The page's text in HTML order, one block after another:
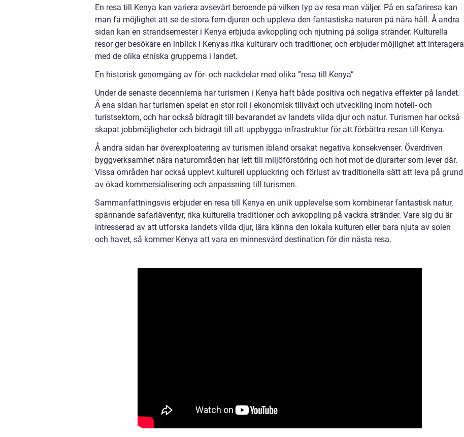
En resa till Kenya kan variera avsevärt beroende på vilken typ av resa man väljer. På en safariresa kan
man få möjlighet att se de stora fem-djuren och uppleva den fantastiska naturen på nära håll. Å andra
sidan kan en strandsemester i Kenya erbjuda avkoppling och njutning på soliga stränder. Kulturella
resor ger besökare en inblick i Kenyas rika kulturarv och traditioner, och erbjuder möjlighet att interagera
med de olika etniska grupperna i landet.
En historisk genomgång av för- och nackdelar med olika ”resa till Kenya”
Under de senaste decennierna har turismen i Kenya haft både positiva och negativa effekter på landet.
Å ena sidan har turismen spelat en stor roll i ekonomisk tillväxt och utveckling inom hotell- och
turistsektorn, och har också bidragit till bevarandet av landets vilda djur och natur. Turismen har också
skapat jobbmöjligheter och bidragit till att uppbygga infrastruktur för att förbättra resan till Kenya.
Å andra sidan har överexploatering av turismen ibland orsakat negativa konsekvenser. Överdriven
byggverksamhet nära naturområden har lett till miljöförstöring och hot mot de djurarter som lever där.
Vissa områden har också upplevt kulturell uppluckring och förlust av traditionella sätt att leva på grund
av ökad kommersialisering och anpassning till turismen.
Sammanfattningsvis erbjuder en resa till Kenya en unik upplevelse som kombinerar fantastisk natur,
spännande safariäventyr, rika kulturella traditioner och avkoppling på vackra stränder. Vare sig du är
intresserad av att utforska landets vilda djur, lära känna den lokala kulturen eller bara njuta av solen
och havet, så kommer Kenya att vara en minnesvärd destination för din nästa resa.